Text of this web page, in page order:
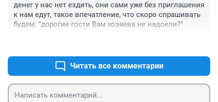
денег у нас нет ездить, они сами уже без приглашения
к нам едут, такое впечатление, что скоро спрашивать
будем: "дорогие гости Вам хозяева не надоели?"
Читать все комментарии